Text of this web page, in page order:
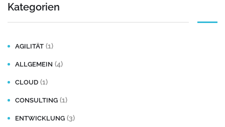
Kategorien
AGILITÄT (1)
ALLGEMEIN (4)
CLOUD (1)
CONSULTING (1)
ENTWICKLUNG (3)